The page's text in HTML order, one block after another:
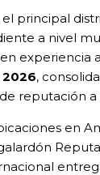
el principal
a nivel
experiencia
,
reputación a
en